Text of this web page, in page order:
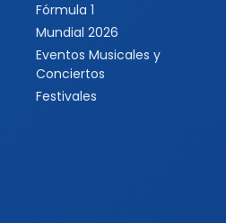
Fórmula 1
Mundial 2026
Eventos Musicales y
Conciertos
Festivales